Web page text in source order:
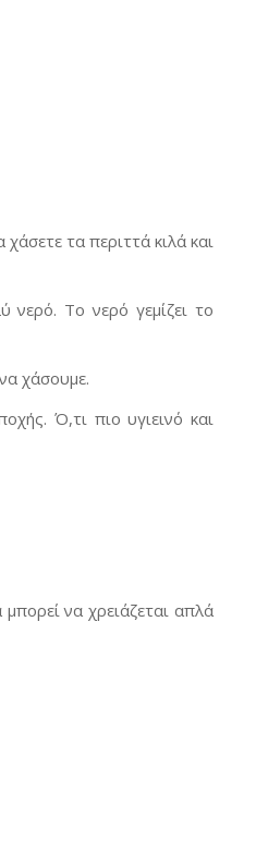
τα περιττά κιλά και
νερό. Το νερό γεμίζει το
χάσουμε.
Ό,τι πιο υγιεινό και
να χρειάζεται απλά